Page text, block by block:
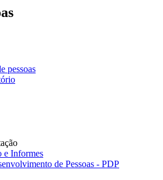
pessoas
e Informes
de Pessoas - PDP